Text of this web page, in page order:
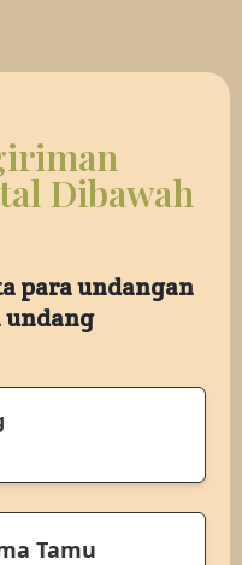
Dibawah
para undangan
Tamu